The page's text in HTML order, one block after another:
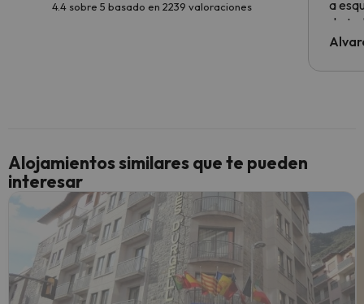
4.4 sobre 5 basado en 2239 valoraciones
a
de
al
culpa
yo.
Alojamientos similares que te pueden
interesar